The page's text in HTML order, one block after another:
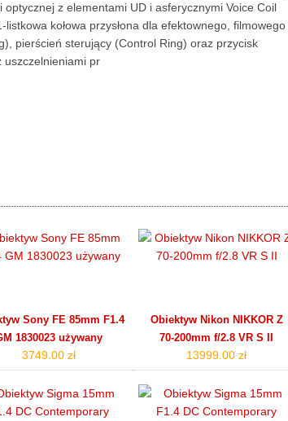
z elementami UD i asferycznymi Voice Coil
kołowa przysłona dla efektownego, filmowego
pierścień sterujący (Control Ring) oraz przycisk
uszczelnieniami pr
Sony FE 85mm F1.4
1830023 używany
3749.00 zł
Obiektyw Nikon NIKKOR Z
70‑200mm f/2.8 VR S II
13999.00 zł